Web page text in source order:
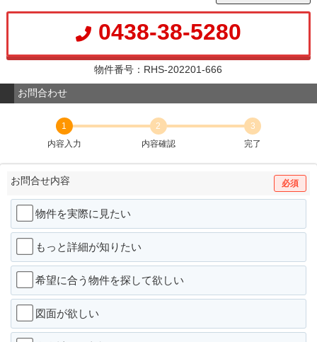
0438-38-5280
物件番号：RHS-202201-666
お問合わせ
1
内容入力
2
内容確認
3
完了
お問合せ内容 必須
物件を実際に見たい
もっと詳細が知りたい
希望に合う物件を探して欲しい
図面が欲しい